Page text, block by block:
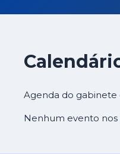
Agenda do gabinete
Nenhum evento nos